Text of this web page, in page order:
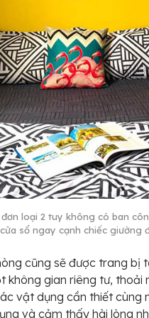
loại 2 tuy không có ban
sổ ngay cạnh chiếc giường
cũng sẽ được trang bị
không gian riêng tư, thoải
vật dụng cần thiết cùng
và cảm thấy hài lòng